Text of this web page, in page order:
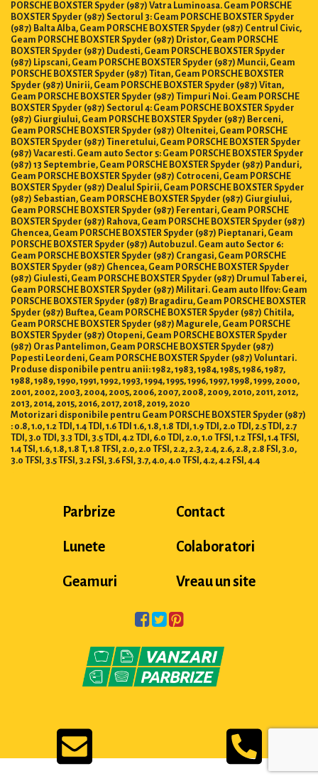
PORSCHE BOXSTER Spyder (987) Vatra Luminoasa. Geam PORSCHE
BOXSTER Spyder (987) Sectorul 3: Geam PORSCHE BOXSTER Spyder
(987) Balta Alba, Geam PORSCHE BOXSTER Spyder (987) Centrul Civic,
Geam PORSCHE BOXSTER Spyder (987) Dristor, Geam PORSCHE
BOXSTER Spyder (987) Dudesti, Geam PORSCHE BOXSTER Spyder
(987) Lipscani, Geam PORSCHE BOXSTER Spyder (987) Muncii, Geam
PORSCHE BOXSTER Spyder (987) Titan, Geam PORSCHE BOXSTER
Spyder (987) Unirii, Geam PORSCHE BOXSTER Spyder (987) Vitan,
Geam PORSCHE BOXSTER Spyder (987) Timpuri Noi. Geam PORSCHE
BOXSTER Spyder (987) Sectorul 4: Geam PORSCHE BOXSTER Spyder
(987) Giurgiului, Geam PORSCHE BOXSTER Spyder (987) Berceni,
Geam PORSCHE BOXSTER Spyder (987) Oltenitei, Geam PORSCHE
BOXSTER Spyder (987) Tineretului, Geam PORSCHE BOXSTER Spyder
(987) Vacaresti. Geam auto Sector 5: Geam PORSCHE BOXSTER Spyder
(987) 13 Septembrie, Geam PORSCHE BOXSTER Spyder (987) Panduri,
Geam PORSCHE BOXSTER Spyder (987) Cotroceni, Geam PORSCHE
BOXSTER Spyder (987) Dealul Spirii, Geam PORSCHE BOXSTER Spyder
(987) Sebastian, Geam PORSCHE BOXSTER Spyder (987) Giurgiului,
Geam PORSCHE BOXSTER Spyder (987) Ferentari, Geam PORSCHE
BOXSTER Spyder (987) Rahova, Geam PORSCHE BOXSTER Spyder (987)
Ghencea, Geam PORSCHE BOXSTER Spyder (987) Pieptanari, Geam
PORSCHE BOXSTER Spyder (987) Autobuzul. Geam auto Sector 6:
Geam PORSCHE BOXSTER Spyder (987) Crangasi, Geam PORSCHE
BOXSTER Spyder (987) Ghencea, Geam PORSCHE BOXSTER Spyder
(987) Giulesti, Geam PORSCHE BOXSTER Spyder (987) Drumul Taberei,
Geam PORSCHE BOXSTER Spyder (987) Militari. Geam auto Ilfov: Geam
PORSCHE BOXSTER Spyder (987) Bragadiru, Geam PORSCHE BOXSTER
Spyder (987) Buftea, Geam PORSCHE BOXSTER Spyder (987) Chitila,
Geam PORSCHE BOXSTER Spyder (987) Magurele, Geam PORSCHE
BOXSTER Spyder (987) Otopeni, Geam PORSCHE BOXSTER Spyder
(987) Oras Pantelimon, Geam PORSCHE BOXSTER Spyder (987)
Popesti Leordeni, Geam PORSCHE BOXSTER Spyder (987) Voluntari.
Produse disponibile pentru anii: 1982, 1983, 1984, 1985, 1986, 1987,
1988, 1989, 1990, 1991, 1992, 1993, 1994, 1995, 1996, 1997, 1998, 1999, 2000,
2001, 2002, 2003, 2004, 2005, 2006, 2007, 2008, 2009, 2010, 2011, 2012,
2013, 2014, 2015, 2016, 2017, 2018, 2019, 2020
Motorizari disponibile pentru Geam PORSCHE BOXSTER Spyder (987)
: 0.8, 1.0, 1.2 TDI, 1.4 TDI, 1.6 TDI 1.6, 1.8, 1.8 TDI, 1.9 TDI, 2.0 TDI, 2.5 TDI, 2.7
TDI, 3.0 TDI, 3.3 TDI, 3.5 TDI, 4.2 TDI, 6.0 TDI, 2.0, 1.0 TFSI, 1.2 TFSI, 1.4 TFSI,
1.4 TSI, 1.6, 1.8, 1.8 T, 1.8 TFSI, 2.0, 2.0 TFSI, 2.2, 2.3, 2.4, 2.6, 2.8, 2.8 FSI, 3.0,
3.0 TFSI, 3.5 TFSI, 3.2 FSI, 3.6 FSI, 3.7, 4.0, 4.0 TFSI, 4.2, 4.2 FSI, 4.4
Parbrize
Lunete
Geamuri
Contact
Colaboratori
Vreau un site